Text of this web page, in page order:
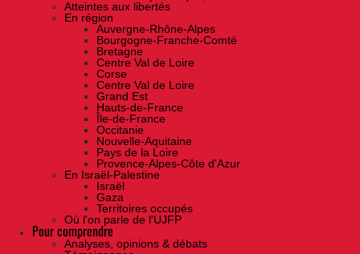
Atteintes aux libertés
En région
Auvergne-Rhône-Alpes
Bourgogne-Franche-Comté
Bretagne
Centre Val de Loire
Corse
Centre Val de Loire
Grand Est
Hauts-de-France
Île-de-France
Occitanie
Nouvelle-Aquitaine
Pays de la Loire
Provence-Alpes-Côte d'Azur
En Israël-Palestine
Israël
Gaza
Territoires occupés
Où l'on parle de l'UJFP
Pour comprendre
Analyses, opinions & débats